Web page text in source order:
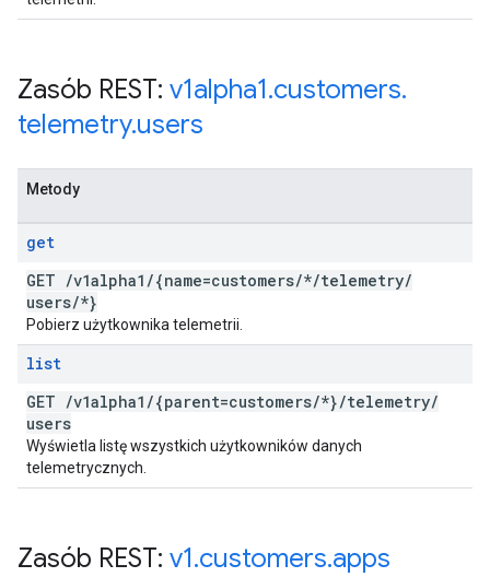
Zasób REST: v1alpha1.customers.
telemetry.users
Metody
get
GET /v1alpha1 /{name=customers/*/telemetry/
users/*}
Pobierz użytkownika telemetrii.
list
GET /v1alpha1 /{parent=customers/*}/telemetry/
users
Wyświetla listę wszystkich użytkowników danych
telemetrycznych.
Zasób REST: v1.customers.apps